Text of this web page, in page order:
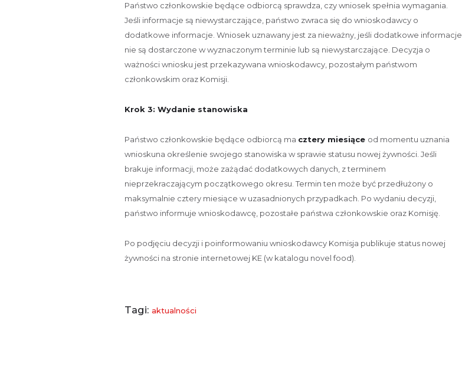
Państwo członkowskie będące odbiorcą sprawdza, czy wniosek spełnia wymagania.
Jeśli informacje są niewystarczające, państwo zwraca się do wnioskodawcy o
dodatkowe informacje. Wniosek uznawany jest za nieważny, jeśli dodatkowe informacje
nie są dostarczone w wyznaczonym terminie lub są niewystarczające. Decyzja o
ważności wniosku jest przekazywana wnioskodawcy, pozostałym państwom
członkowskim oraz Komisji.
Krok 3: Wydanie stanowiska
Państwo członkowskie będące odbiorcą ma cztery miesiące od momentu uznania
wnioskuna określenie swojego stanowiska w sprawie statusu nowej żywności. Jeśli
brakuje informacji, może zażądać dodatkowych danych, z terminem
nieprzekraczającym początkowego okresu. Termin ten może być przedłużony o
maksymalnie cztery miesiące w uzasadnionych przypadkach. Po wydaniu decyzji,
państwo informuje wnioskodawcę, pozostałe państwa członkowskie oraz Komisję.
Po podjęciu decyzji i poinformowaniu wnioskodawcy Komisja publikuje status nowej
żywności na stronie internetowej KE (w katalogu novel food).
Tagi: aktualności